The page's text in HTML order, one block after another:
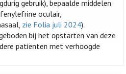
gebruik), bepaalde middelen
oculair,
zie Folia juli 2024).
bij het opstarten van deze
patiënten met verhoogde